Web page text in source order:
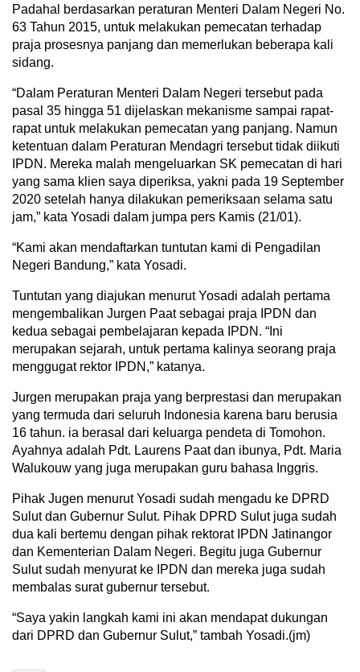
Padahal berdasarkan peraturan Menteri Dalam Negeri No.
63 Tahun 2015, untuk melakukan pemecatan terhadap
praja prosesnya panjang dan memerlukan beberapa kali
sidang.
“Dalam Peraturan Menteri Dalam Negeri tersebut pada
pasal 35 hingga 51 dijelaskan mekanisme sampai rapat-
rapat untuk melakukan pemecatan yang panjang. Namun
ketentuan dalam Peraturan Mendagri tersebut tidak diikuti
IPDN. Mereka malah mengeluarkan SK pemecatan di hari
yang sama klien saya diperiksa, yakni pada 19 September
2020 setelah hanya dilakukan pemeriksaan selama satu
jam,” kata Yosadi dalam jumpa pers Kamis (21/01).
“Kami akan mendaftarkan tuntutan kami di Pengadilan
Negeri Bandung,” kata Yosadi.
Tuntutan yang diajukan menurut Yosadi adalah pertama
mengembalikan Jurgen Paat sebagai praja IPDN dan
kedua sebagai pembelajaran kepada IPDN. “Ini
merupakan sejarah, untuk pertama kalinya seorang praja
menggugat rektor IPDN,” katanya.
Jurgen merupakan praja yang berprestasi dan merupakan
yang termuda dari seluruh Indonesia karena baru berusia
16 tahun. ia berasal dari keluarga pendeta di Tomohon.
Ayahnya adalah Pdt. Laurens Paat dan ibunya, Pdt. Maria
Walukouw yang juga merupakan guru bahasa Inggris.
Pihak Jugen menurut Yosadi sudah mengadu ke DPRD
Sulut dan Gubernur Sulut. Pihak DPRD Sulut juga sudah
dua kali bertemu dengan pihak rektorat IPDN Jatinangor
dan Kementerian Dalam Negeri. Begitu juga Gubernur
Sulut sudah menyurat ke IPDN dan mereka juga sudah
membalas surat gubernur tersebut.
“Saya yakin langkah kami ini akan mendapat dukungan
dari DPRD dan Gubernur Sulut,” tambah Yosadi.(jm)